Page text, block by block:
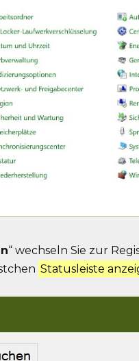
“ wechseln Sie zur
Statusleiste